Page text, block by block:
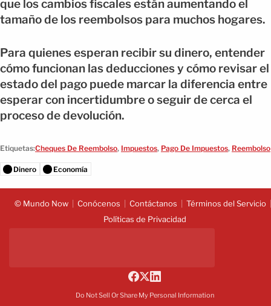
que los cambios fiscales están aumentando el
tamaño de los reembolsos para muchos hogares.
Para quienes esperan recibir su dinero, entender
cómo funcionan las deducciones y cómo revisar el
estado del pago puede marcar la diferencia entre
esperar con incertidumbre o seguir de cerca el
proceso de devolución.
Etiquetas:Cheques De Reembolso, Impuestos, Pago De Impuestos, Reembolso
Dinero Economía
© Mundo Now Conócenos Contáctanos
Términos del Servicio
Políticas de Privacidad
Do Not Sell Or Share My Personal Information